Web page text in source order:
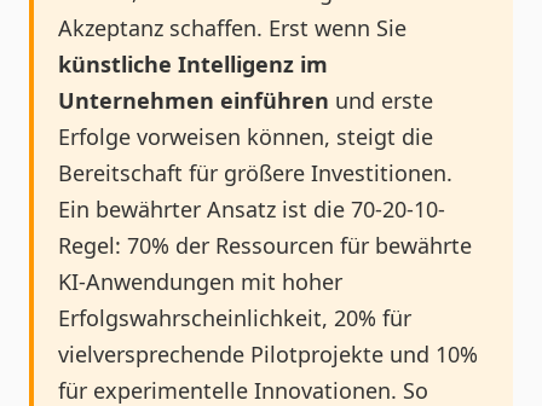
Akzeptanz schaffen. Erst wenn Sie
künstliche Intelligenz im
Unternehmen einführen und erste
Erfolge vorweisen können, steigt die
Bereitschaft für größere Investitionen.
Ein bewährter Ansatz ist die 70-20-10-
Regel: 70% der Ressourcen für bewährte
KI-Anwendungen mit hoher
Erfolgswahrscheinlichkeit, 20% für
vielversprechende Pilotprojekte und 10%
für experimentelle Innovationen. So